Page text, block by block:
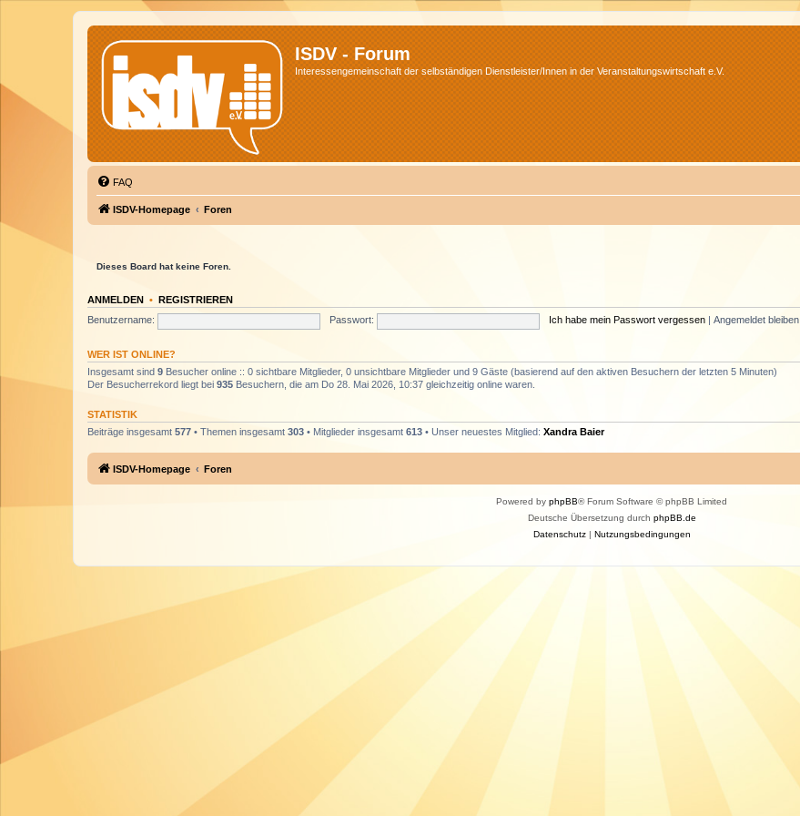
ISDV - Forum
Interessengemeinschaft der selbständigen Dienstleister/Innen in der Veranstaltungswirtschaft e.V.
FAQ
ISDV-Homepage Foren
Dieses Board hat keine Foren.
ANMELDEN • REGISTRIEREN
Benutzername:
Passwort: Ich habe mein Passwort vergessen Angemeldet bleiben
WER IST ONLINE?
Insgesamt sind 9 Besucher online :: 0 sichtbare Mitglieder, 0 unsichtbare Mitglieder und 9 Gäste (basierend auf den aktiven Besuchern der letzten 5 Minuten)
Der Besucherrekord liegt bei 935 Besuchern, die am Do 28. Mai 2026, 10:37 gleichzeitig online waren.
STATISTIK
Beiträge insgesamt 577 • Themen insgesamt 303 • Mitglieder insgesamt 613 • Unser neuestes Mitglied: Xandra Baier
ISDV-Homepage Foren
Powered by phpBB® Forum Software © phpBB Limited
Deutsche Übersetzung durch phpBB.de
Datenschutz| Nutzungsbedingungen